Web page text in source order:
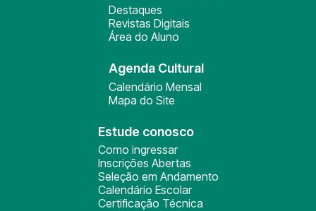
Destaques
Revistas Digitais
Área do Aluno
Agenda Cultural
Calendário Mensal
Mapa do Site
Estude conosco
Como ingressar
Inscrições Abertas
Seleção em Andamento
Calendário Escolar
Certificação Técnica